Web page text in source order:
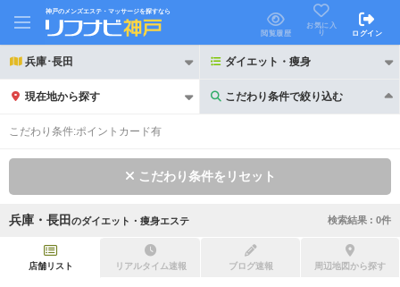
神戸のメンズエステ・マッサージを探すなら
閲覧履歴
お気に入
り
ログイン
兵庫･長田 ダイエット・痩身
現在地から探す こだわり条件で絞り込む
こだわり条件で絞り込む
初回割引あり リピーター割引あり
こだわり条件:ポイントカード有
こだわり条件をリセット
兵庫・長田 のダイエット・痩身エステ 検索結果 : 0件
店舗リスト リアルタイム速報 ブログ速報 周辺地図から探す